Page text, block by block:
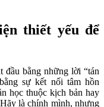
thiết yếu để
đầu bằng những lời “tán
sự kết nối tâm hồn
học thuộc kịch bản hay
là chính mình, nhưng